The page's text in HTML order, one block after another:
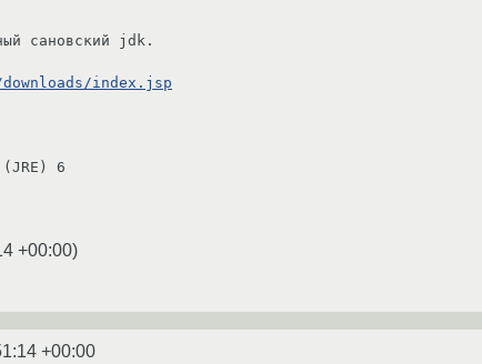
сановский jdk.
index.jsp
6
+00:00)
+00:00